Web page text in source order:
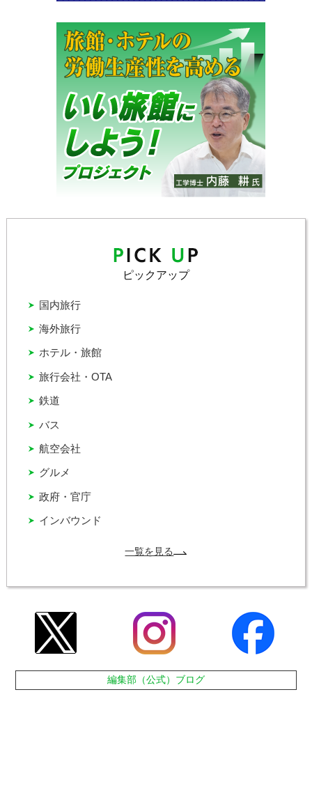
ピックアップ
インバウンド
グルメ
バス
ホテル・旅館
国内旅行
政府・官庁
旅行会社・OTA
海外旅行
航空会社
鉄道
一覧を見る
編集部（公式）ブログ